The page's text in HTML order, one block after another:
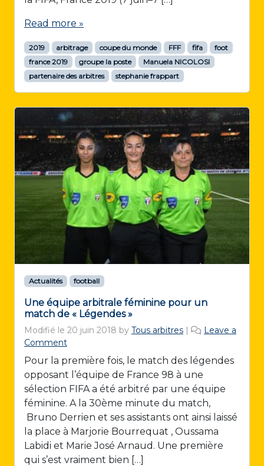
Read more »
2019 arbitrage coupe du monde FFF fifa
foot
france 2019
groupe la poste
Manuela NICOLOSI
partenaire des arbitres
stephanie frappart
Actualités football
Une équipe arbitrale féminine pour un
match de « Légendes »
Modifié le 20 juin 2018 by Tous arbitres |
Leave a
Comment
Pour la première fois, le match des légendes
opposant l’équipe de France 98 à une
sélection FIFA a été arbitré par une équipe
féminine. A la 30ème minute du match,
Bruno Derrien et ses assistants ont ainsi laissé
la place à Marjorie Bourrequat , Oussama
Labidi et Marie José Arnaud. Une première
qui s’est vraiment bien […]